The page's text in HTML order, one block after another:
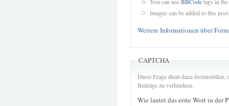
You can useBBCodetags in
Images can be added to this post.
Weitere Informationen über
CAPTCHA
Diese Frage dient dazu
Beiträge zu verhindern.
Wie lautet das erste Wort in der